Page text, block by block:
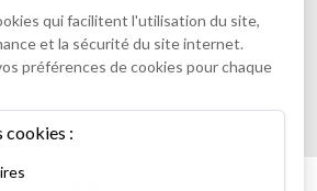
qui facilitent l'utilisation du site,
et la sécurité du site internet.
préférences de cookies pour chaque
cookies :